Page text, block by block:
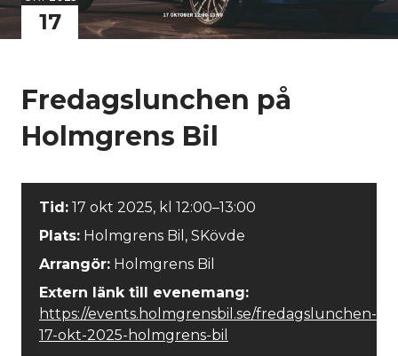
17
Fredagslunchen på
Holmgrens Bil
Tid: 17 okt 2025, kl 12:00–13:00
Plats: Holmgrens Bil, SKövde
Arrangör: Holmgrens Bil
Extern länk till evenemang:
https://events.holmgrensbil.se/fredagslunchen-
17-okt-2025-holmgrens-bil